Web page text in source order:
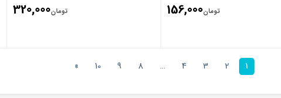
تومان156,000 تومان320,000
1
2
3
4
…
8
9
10
»